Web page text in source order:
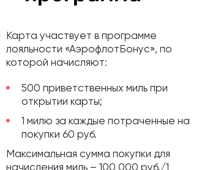
Карта участвует в программе
лояльности «АэрофлотБонус», по
которой начисляют:
500 приветственных миль при
открытии карты;
1 милю за каждые потраченные на
покупки 60 руб.
Максимальная сумма покупки для
начисления миль – 100 000 руб./1